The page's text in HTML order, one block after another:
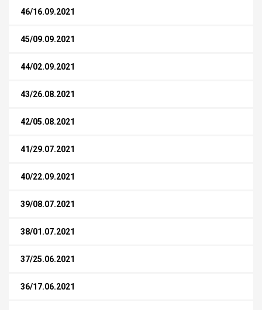
46/16.09.2021
45/09.09.2021
44/02.09.2021
43/26.08.2021
42/05.08.2021
41/29.07.2021
40/22.09.2021
39/08.07.2021
38/01.07.2021
37/25.06.2021
36/17.06.2021